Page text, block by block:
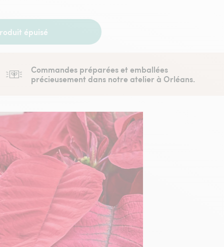
épuisé
Commandes préparées et emballées
précieusement dans notre atelier à Orléans.